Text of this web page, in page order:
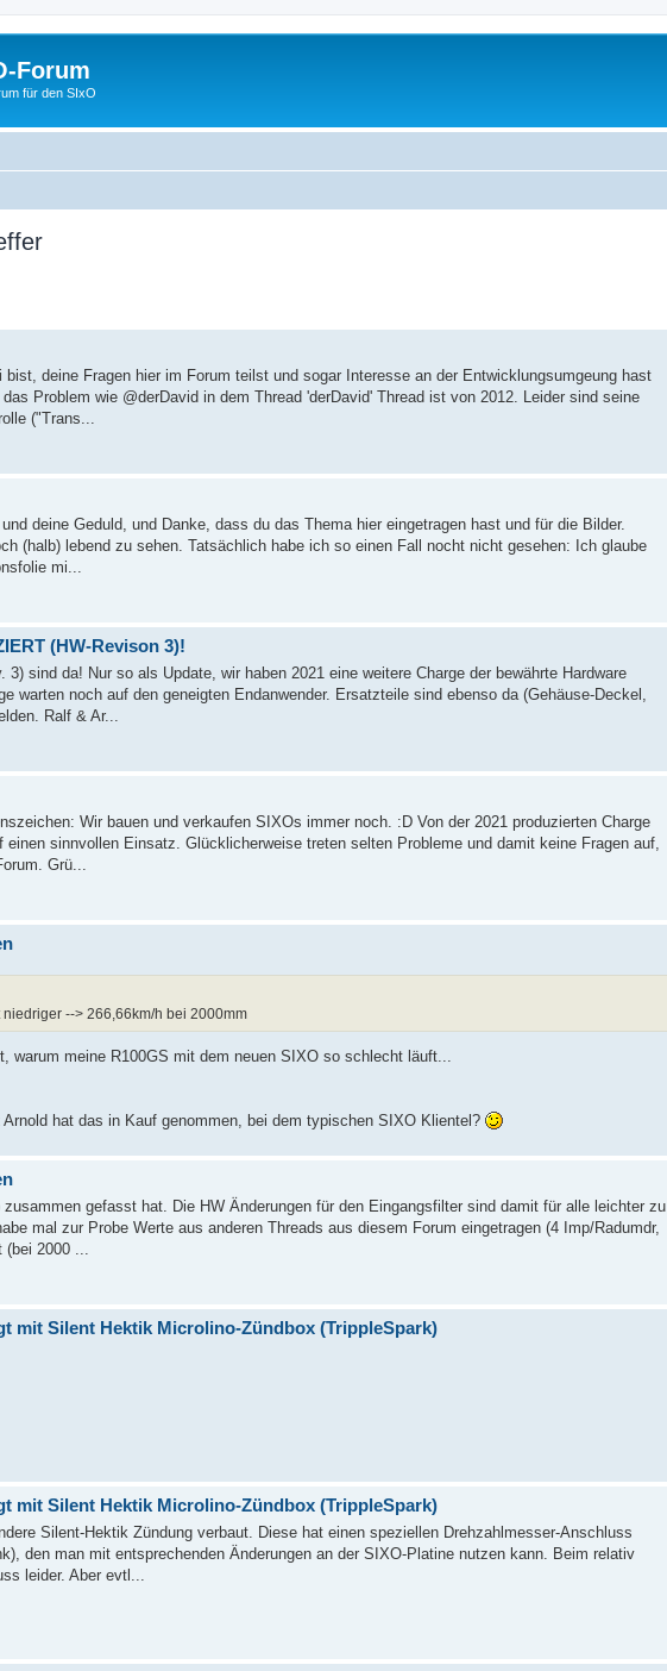
Forum
für den SIxO
deine Fragen hier im Forum teilst und sogar Interesse an der Entwicklungsumgeung hast
Problem wie @derDavid in dem Thread 'derDavid' Thread ist von 2012. Leider sind seine
("Trans...
deine Geduld, und Danke, dass du das Thema hier eingetragen hast und für die Bilder.
(halb) lebend zu sehen. Tatsächlich habe ich so einen Fall nocht nicht gesehen: Ich glaube
mi...
(HW-Revison 3)!
3) sind da! Nur so als Update, wir haben 2021 eine weitere Charge der bewährte Hardware
warten noch auf den geneigten Endanwender. Ersatzteile sind ebenso da (Gehäuse-Deckel,
Ralf & Ar...
Wir bauen und verkaufen SIXOs immer noch. :D Von der 2021 produzierten Charge
sinnvollen Einsatz. Glücklicherweise treten selten Probleme und damit keine Fragen auf,
Grü...
--> 266,66km/h bei 2000mm
warum meine R100GS mit dem neuen SIXO so schlecht läuft...
hat das in Kauf genommen, bei dem typischen SIXO Klientel?
gefasst hat. Die HW Änderungen für den Eingangsfilter sind damit für alle leichter zu
mal zur Probe Werte aus anderen Threads aus diesem Forum eingetragen (4 Imp/Radumdr,
2000 ...
mit Silent Hektik Microlino-Zündbox (TrippleSpark)
mit Silent Hektik Microlino-Zündbox (TrippleSpark)
Silent-Hektik Zündung verbaut. Diese hat einen speziellen Drehzahlmesser-Anschluss
den man mit entsprechenden Änderungen an der SIXO-Platine nutzen kann. Beim relativ
leider. Aber evtl...